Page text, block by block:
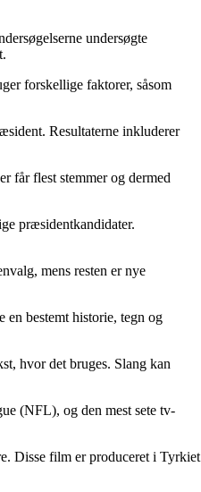
undersøgte
forskellige faktorer, såsom
Resultaterne inkluderer
får flest stemmer og dermed
præsidentkandidater.
mens resten er nye
bestemt historie, tegn og
hvor det bruges. Slang kan
(NFL), og den mest sete tv-
Disse film er produceret i Tyrkiet